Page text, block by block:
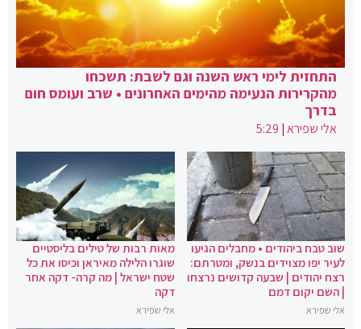
התחזית לימי ראש השנה וגם לשבת: תשכחו
מהקרירות הנעימה מהימים האחרונים • שרב ועומס חום
בדרך
אלי שפירא|
5:29
שוב טבח ביהודים • מחבלים הגיעו
לעיר יפו מצוידים בנשק, ומטרתם:
רצח יהודים | שבעה קדושים נרצחו
| השם יקום דמם
אלי שפירא
מאות רבות של טילים בליסטיים
שוגרו הלילה מאיראן וכיסו את כל
שטח ישראל | מה קרה- דקה אחר
דקה
אלי שפירא